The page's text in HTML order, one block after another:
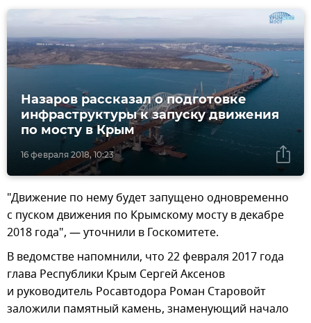
16 февраля 2018, 10:23
Назаров рассказал о подготовке
инфраструктуры к запуску движения
по мосту в Крым
"Движение по нему будет запущено одновременно
с пуском движения по Крымскому мосту в декабре
2018 года", — уточнили в Госкомитете.
В ведомстве напомнили, что 22 февраля 2017 года
глава Республики Крым Сергей Аксенов
и руководитель Росавтодора Роман Старовойт
заложили памятный камень, знаменующий начало